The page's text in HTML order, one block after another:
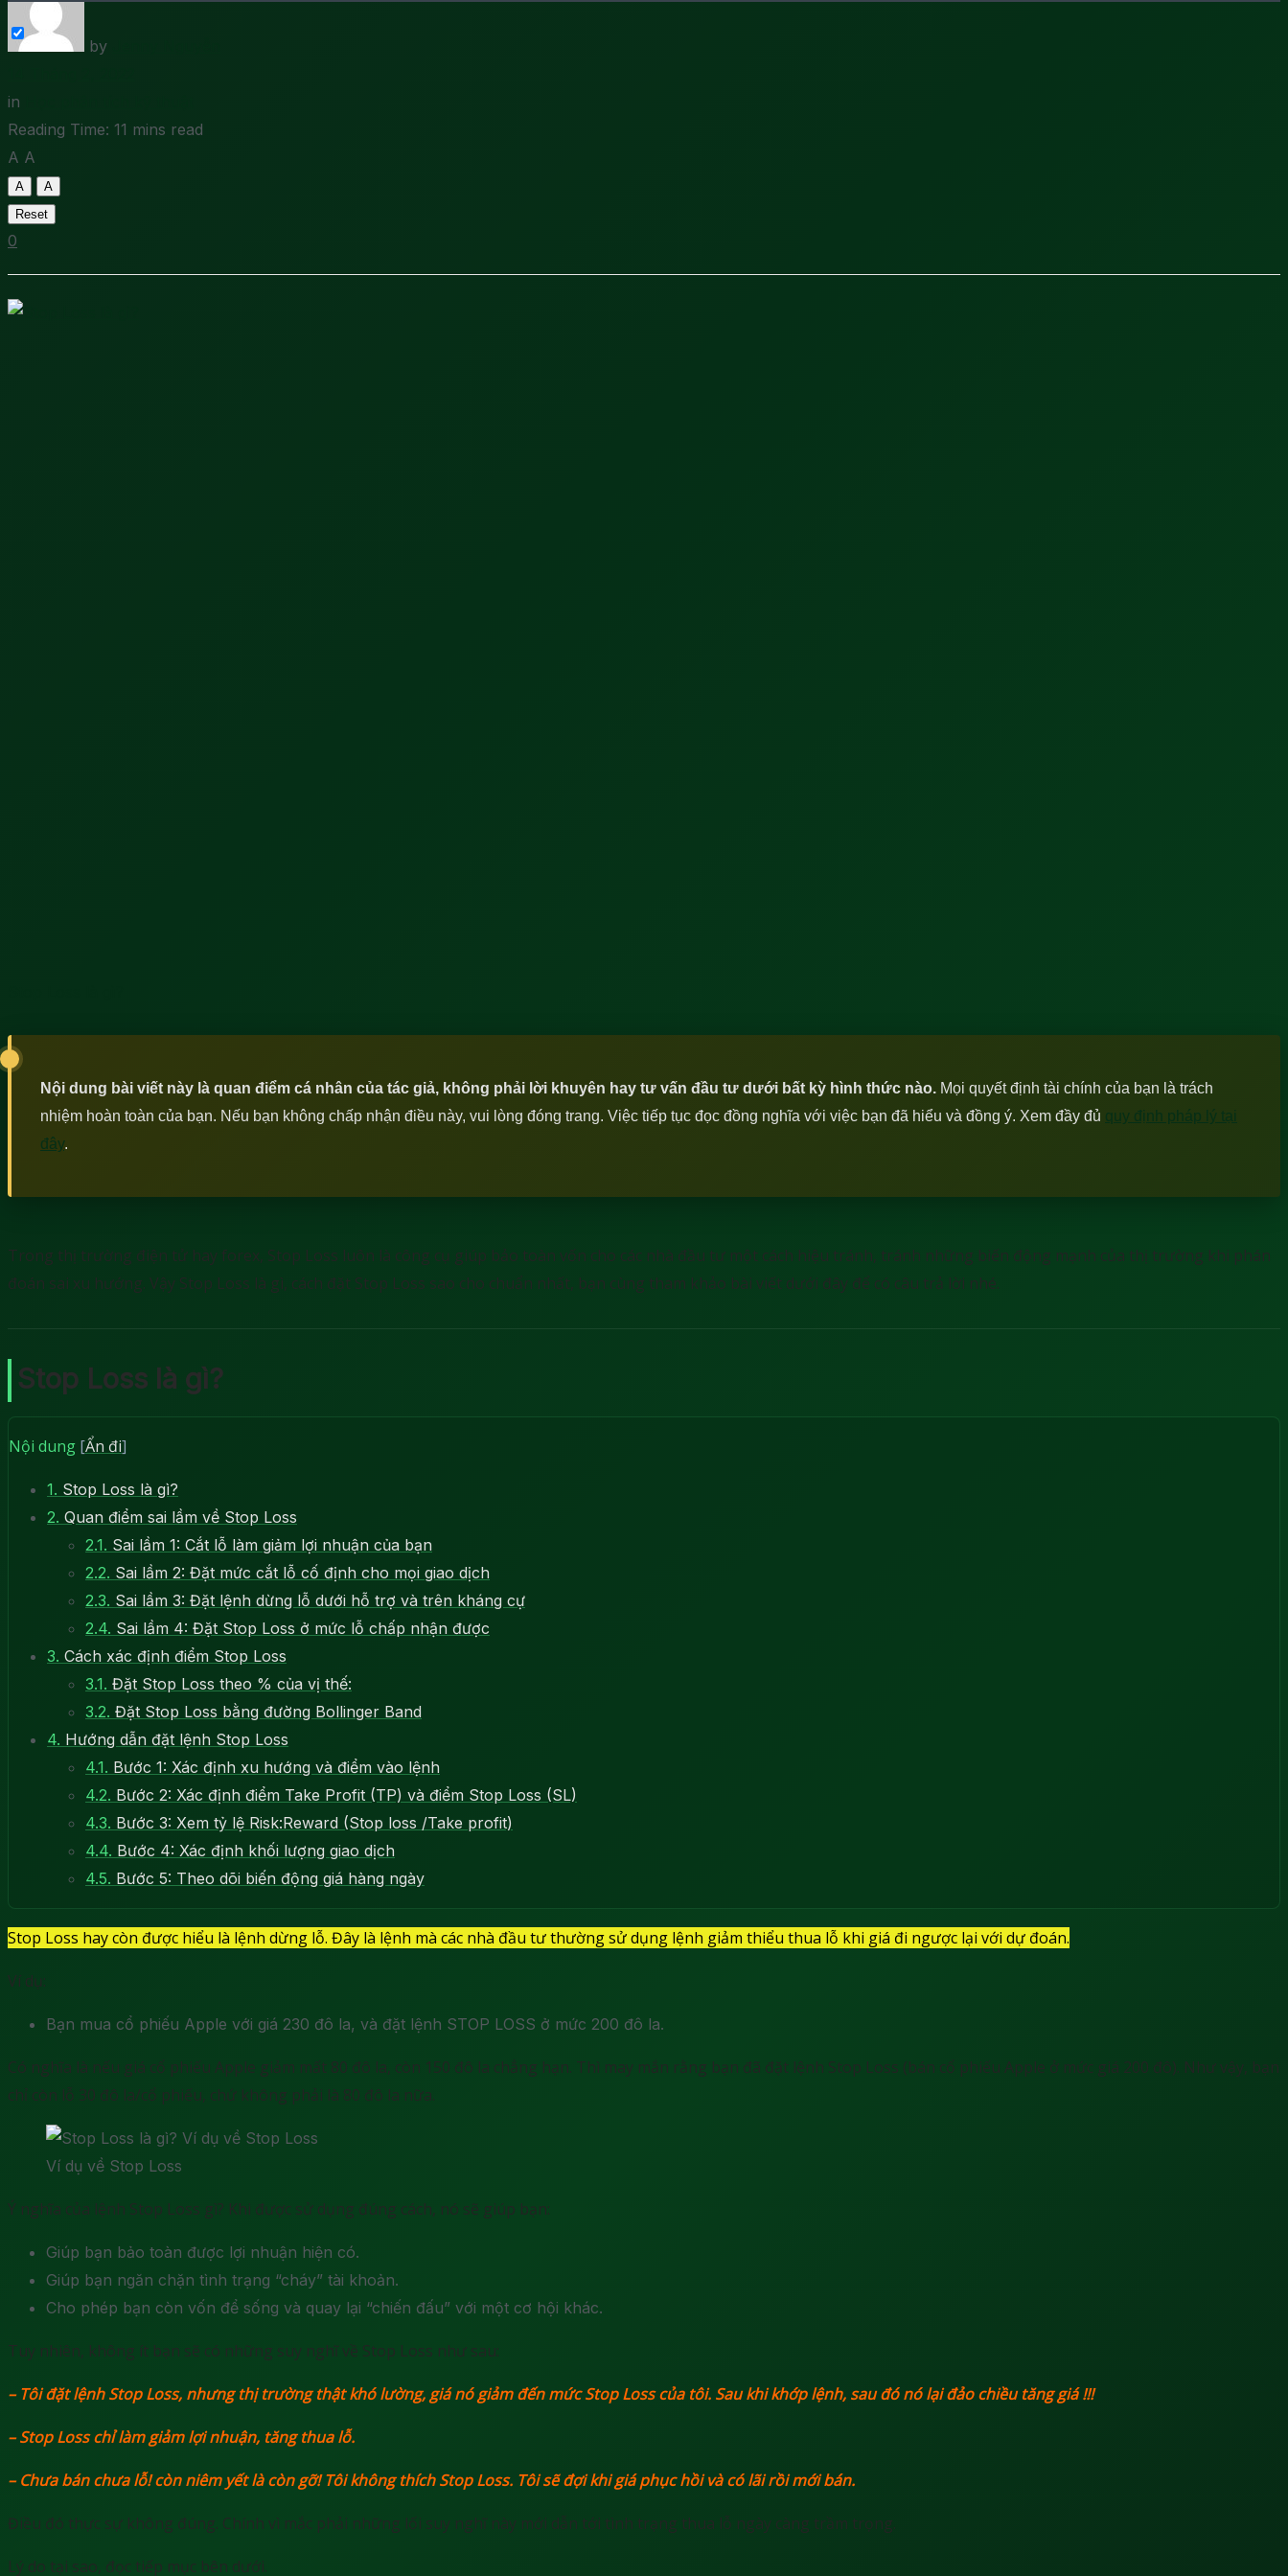
by
in
Reading Time: 11 mins read
A A
A
A
Reset
0
Nội dung bài viết này là quan điểm cá nhân của tác giả, không phải lời khuyên hay tư vấn đầu tư dưới bất kỳ hình thức nào. Mọi quyết định tài chính của bạn là trách
nhiệm hoàn toàn của bạn. Nếu bạn không chấp nhận điều này, vui lòng đóng trang. Việc tiếp tục đọc đồng nghĩa với việc bạn đã hiểu và đồng ý. Xem đầy đủ quy định pháp lý tại
đây.
Trong thị trường điện tử hay forex, Stop Loss luôn là công cụ giúp bảo toàn vốn cho các nhà đầu tư một cách hiệu tránh, tránh những biến động mạnh của thị trường khi phán
đoán sai xu hướng. Vậy Stop Loss là gì, cách đặt Stop Loss sao cho chuẩn nhất, bạn cùng tham khảo bài viết dưới đây để có câu trả lời nhé.
Stop Loss là gì?
Nội dung [Ẩn đi]
1. Stop Loss là gì?
2. Quan điểm sai lầm về Stop Loss
2.1. Sai lầm 1: Cắt lỗ làm giảm lợi nhuận của bạn
2.2. Sai lầm 2: Đặt mức cắt lỗ cố định cho mọi giao dịch
2.3. Sai lầm 3: Đặt lệnh dừng lỗ dưới hỗ trợ và trên kháng cự
2.4. Sai lầm 4: Đặt Stop Loss ở mức lỗ chấp nhận được
3. Cách xác định điểm Stop Loss
3.1. Đặt Stop Loss theo % của vị thế:
3.2. Đặt Stop Loss bằng đường Bollinger Band
4. Hướng dẫn đặt lệnh Stop Loss
4.1. Bước 1: Xác định xu hướng và điểm vào lệnh
4.2. Bước 2: Xác định điểm Take Profit (TP) và điểm Stop Loss (SL)
4.3. Bước 3: Xem tỷ lệ Risk:Reward (Stop loss /Take profit)
4.4. Bước 4: Xác định khối lượng giao dịch
4.5. Bước 5: Theo dõi biến động giá hàng ngày
Stop Loss hay còn được hiểu là lệnh dừng lỗ. Đây là lệnh mà các nhà đầu tư thường sử dụng lệnh giảm thiểu thua lỗ khi giá đi ngược lại với dự đoán.
Ví dụ:
Bạn mua cổ phiếu Apple với giá 230 đô la, và đặt lệnh STOP LOSS ở mức 200 đô la.
Có nghĩa là nếu giá cổ phiếu Apple giảm mất 80 đô la, còn 150 đô la chẳng hạn. Thì may mắn rằng bạn đã đặt lệnh Stop Loss (bán cổ phiếu Apple ở mức giá 200 đô). Như vậy, bạn
chỉ còn lỗ 30 đô la/cổ phiếu, chứ không phải là 80 đô la nữa.
Ví dụ về Stop Loss
Ý nghĩa của lệnh Stop Loss gì? Khi được sử dụng đúng cách, nó sẽ giúp bạn:
Giúp bạn bảo toàn được lợi nhuận hiện có.
Giúp bạn ngăn chặn tình trạng “cháy” tài khoản.
Cho phép bạn còn vốn để sống và quay lại “chiến đấu” với một cơ hội khác.
Tuy nhiên, không ít bạn sẽ có những suy nghĩ về Stop Loss như sau:
– Tôi đặt lệnh Stop Loss, nhưng thị trường thật khó lường, giá nó giảm đến mức Stop Loss của tôi. Sau khi khớp lệnh, sau đó nó lại đảo chiều tăng giá !!!
– Stop Loss chỉ làm giảm lợi nhuận, tăng thua lỗ.
– Chưa bán chưa lỗ! còn niêm yết là còn gỡ!Tôi không thích Stop Loss. Tôi sẽ đợi khi giá phục hồi và có lãi rồi mới bán.
Điều đó thực sự không đúng. Chính vì mắc phải những lối suy nghĩ này mới dẫn tới tình trạng thua lỗ ngày càng trầm trọng.
Lý do tại sao, đọc tiếp mục bên dưới.